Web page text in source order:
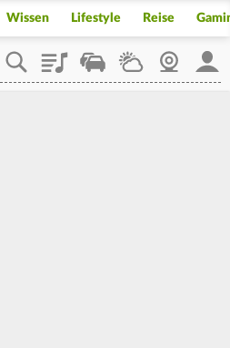
Wissen Lifestyle Reise
PlaylistStaupilotWetterWebcam